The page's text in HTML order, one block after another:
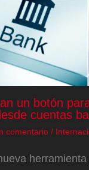
un botón
cuentas
comentario /